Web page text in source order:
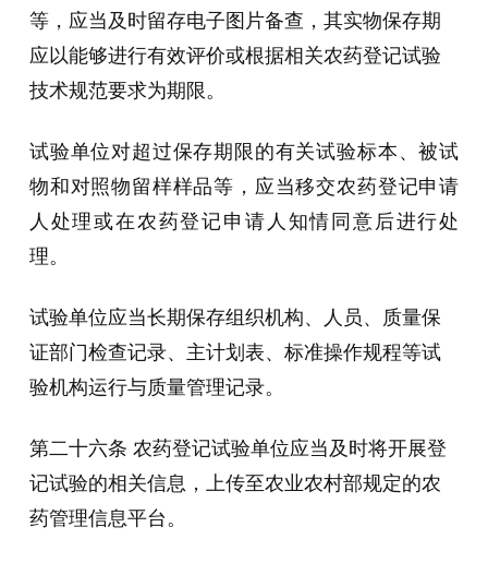
等，应当及时留存电子图片备查，其实物保存期
应以能够进行有效评价或根据相关农药登记试验
技术规范要求为期限。
试验单位对超过保存期限的有关试验标本、被试
物和对照物留样样品等，应当移交农药登记申请
人处理或在农药登记申请人知情同意后进行处
理。
试验单位应当长期保存组织机构、人员、质量保
证部门检查记录、主计划表、标准操作规程等试
验机构运行与质量管理记录。
第二十六条 农药登记试验单位应当及时将开展登
记试验的相关信息，上传至农业农村部规定的农
药管理信息平台。